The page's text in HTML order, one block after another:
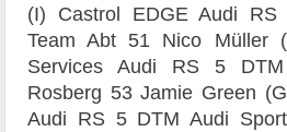
(I) Castrol EDGE Audi
Team Abt 51 Nico Müller
Services Audi RS 5
Rosberg 53 Jamie Green
Audi RS 5 DTM Audi